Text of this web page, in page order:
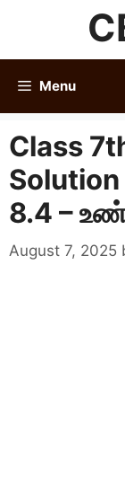
content
Menu
Class
Solution
8.4 –
August 7, 2025